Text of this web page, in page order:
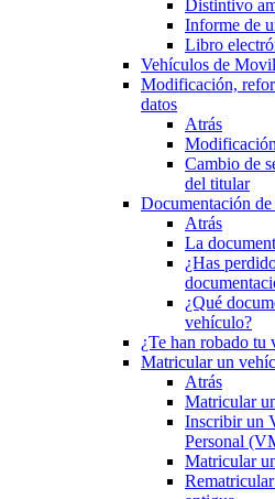
Distintivo
Informe de
Libro
Vehículos de
Modificación,
datos
Atrás
Cambio de
del titular
Documentación
Atrás
La
¿Has
¿Qué
vehículo?
¿Te han robado tu
Matricular un
Atrás
Matricular
Inscribir un
Personal
Matricular